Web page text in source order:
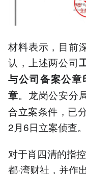
材料表示，目前
认，上述两公司
与公司备案公
章。龙岗公安分
合立案条件，已
2月6日立案侦查。
对于肖四清的指
都·湾财社，并作